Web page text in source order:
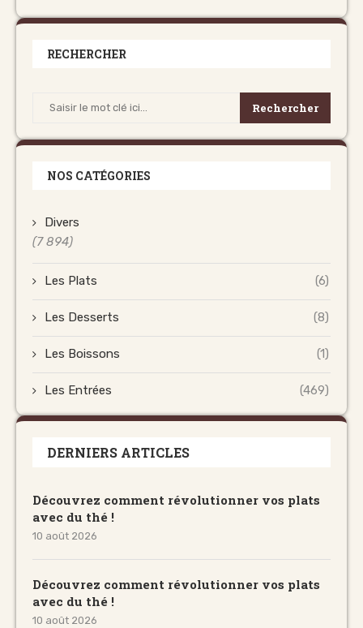
RECHERCHER
Rechercher
NOS CATÉGORIES
Divers
(7 894)
Les Plats (6)
Les Desserts (8)
Les Boissons (1)
Les Entrées (469)
DERNIERS ARTICLES
Découvrez comment révolutionner vos plats
avec du thé !
10 août 2026
Découvrez comment révolutionner vos plats
avec du thé !
10 août 2026